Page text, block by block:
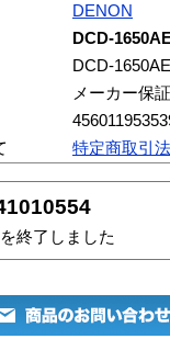
DENON
DCD-
DCD-
メーカー保証
特定商取引
終了しました